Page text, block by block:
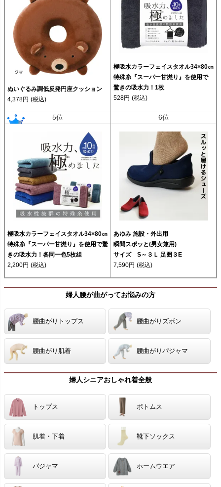
ぬいぐるみ調低反発円座クッション
4,378円 (税込)
極吸水カラーフェイスタオル34×80㎝
特殊糸『スーパー甘撚り』を使用で
驚きの吸水力！1枚
528円 (税込)
5位
極吸水カラーフェイスタオル34×80㎝
特殊糸『スーパー甘撚り』を使用で驚
きの吸水力！各同一色5枚組
2,200円 (税込)
6位
あゆみ 施設・外出用
瞬間スポッと(男女兼用)
サイズ S～３Ｌ 足囲３E
7,590円 (税込)
婦人腰が曲がってお悩みの方
腰曲がりトップス 腰曲がりズボン
腰曲がり肌着 腰曲がりパジャマ
婦人シニアおしゃれ着全般
トップス ボトムス
肌着・下着 靴下ソックス
パジャマ ホームウエア